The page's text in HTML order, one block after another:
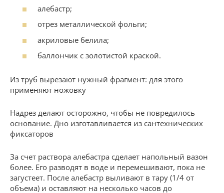
алебастр;
отрез металлической фольги;
акриловые белила;
баллончик с золотистой краской.
Из труб вырезают нужный фрагмент: для этого
применяют ножовку
Надрез делают осторожно, чтобы не повредилось
основание. Дно изготавливается из сантехнических
фиксаторов
За счет раствора алебастра сделает напольный вазон
более. Его разводят в воде и перемешивают, пока не
загустеет. После алебастр выливают в тару (1/4 от
объема) и оставляют на несколько часов до